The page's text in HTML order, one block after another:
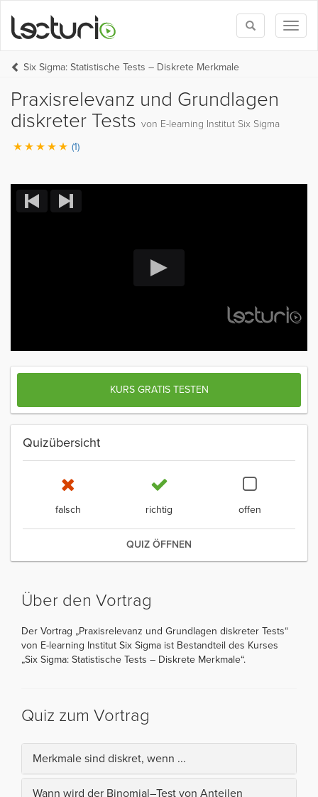
Toggle
search
Six Sigma: Statistische Tests – Diskrete Merkmale
Praxisrelevanz und Grundlagen
diskreter Tests von E-learning Institut Six Sigma
(1)
KURS GRATIS TESTEN
Quizübersicht
falsch richtig offen
QUIZ ÖFFNEN
Über den Vortrag
Der Vortrag „Praxisrelevanz und Grundlagen diskreter Tests“
von E-learning Institut Six Sigma ist Bestandteil des Kurses
„Six Sigma: Statistische Tests – Diskrete Merkmale“.
Quiz zum Vortrag
Merkmale sind diskret, wenn ...
Wann wird der Binomial–Test von Anteilen